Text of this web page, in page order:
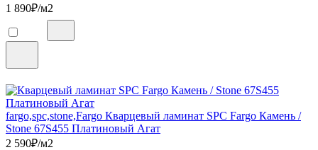
1 890₽/м2
fargo,spc,stone,Fargo Кварцевый ламинат SPC Fargo Камень /
Stone 67S455 Платиновый Агат
2 590₽/м2